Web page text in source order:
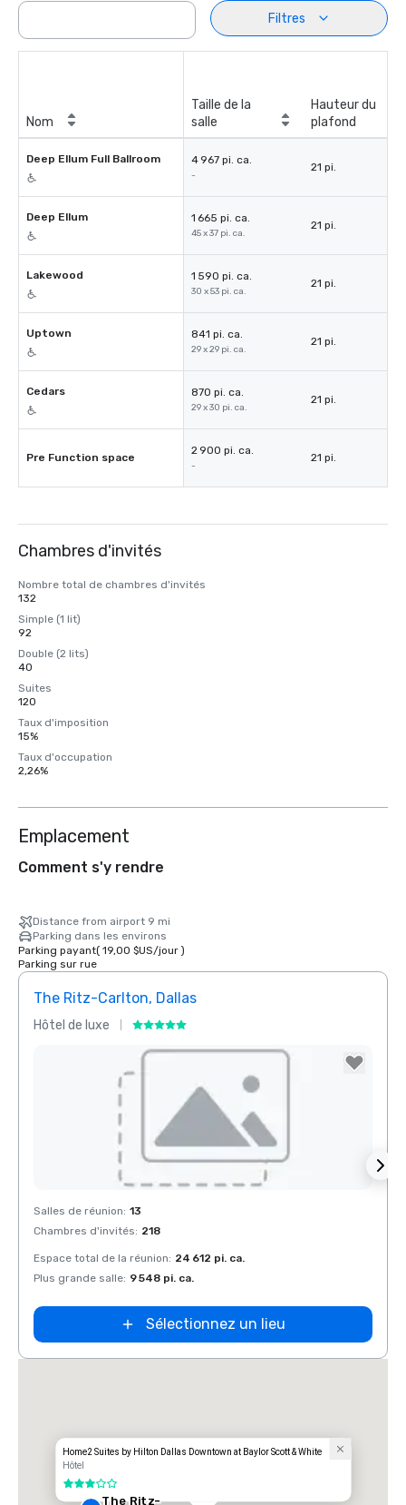
Filtres
Nom
Taille de la
salle
Hauteur du
plafond
Deep Ellum Full Ballroom 4 967 pi. ca.
-
21 pi.
Deep Ellum 1 665 pi. ca.
45 x 37 pi. ca.
21 pi.
Lakewood 1 590 pi. ca.
30 x 53 pi. ca.
21 pi.
Uptown 841 pi. ca.
29 x 29 pi. ca.
21 pi.
Cedars 870 pi. ca.
29 x 30 pi. ca.
21 pi.
Pre Function space
2 900 pi. ca.
-
21 pi.
Chambres d'invités
Nombre total de chambres d'invités
132
Simple (1 lit)
92
Double (2 lits)
40
Suites
120
Taux d'imposition
15%
Taux d'occupation
2,26%
Emplacement
Comment s'y rendre
Distance from airport 9 mi
Parking dans les environs
Parking payant( 19,00 $US/jour)
Parking sur rue
The Ritz-Carlton, Dallas
Hôtel de luxe
Removed from favorites
Salles de réunion: 13
Chambres d'invités: 218
Espace total de la réunion: 24 612 pi. ca.
Plus grande salle: 9 548 pi. ca.
Sélectionnez un lieu
Home2 Suites by Hilton Dallas Downtown at Baylor Scott & White
Hôtel
3 sur 5
The Ritz-